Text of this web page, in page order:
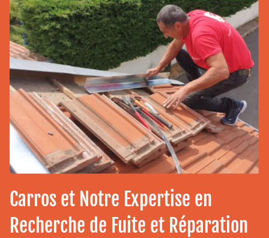
Carros et Notre Expertise en
Recherche de Fuite et Réparation